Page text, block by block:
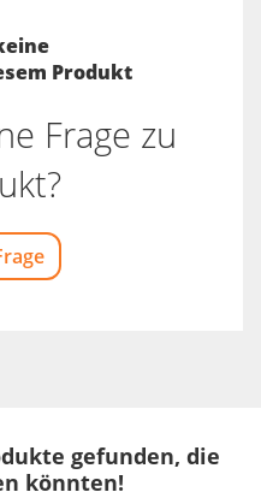
Produkt
Frage zu
gefunden, die
könnten!